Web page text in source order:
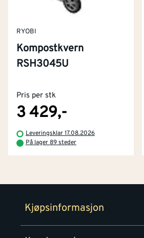
RYOBI
Kompostkvern
RSH3045U
Pris per stk
3 429,-
Leveringsklar 17.08.2026
På lager 89 steder
Kjøpsinformasjon
Kjøpsbetingelser
Retur- og angrerettsskjema
Tjenester
Montér Klubb
Byggevarehus og åpningstider
Prismatch
Personvern